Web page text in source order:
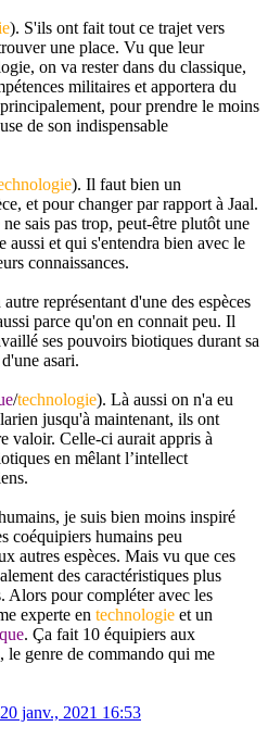
). S'ils ont fait tout ce trajet vers
une place. Vu que leur
on va rester dans du classique,
militaires et apportera du
pour prendre le moins
de son indispensable
). Il faut bien un
et pour changer par rapport à Jaal.
sais pas trop, peut-être plutôt une
aussi et qui s'entendra bien avec le
connaissances.
représentant d'une des espèces
parce qu'on en connait peu. Il
ses pouvoirs biotiques durant sa
asari.
/technologie). Là aussi on n'a eu
jusqu'à maintenant, ils ont
valoir. Celle-ci aurait appris à
en mêlant l’intellect
je suis bien moins inspiré
coéquipiers humains peu
autres espèces. Mais vu que ces
des caractéristiques plus
Alors pour compléter avec les
experte en technologie et un
. Ça fait 10 équipiers aux
le genre de commando qui me
janv., 2021 16:53